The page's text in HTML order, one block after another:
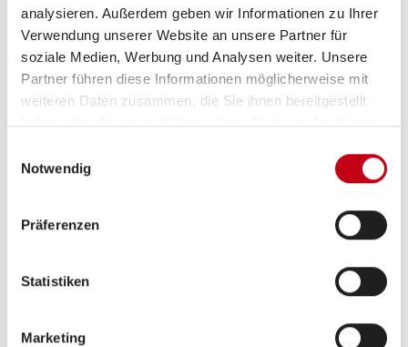
analysieren. Außerdem geben wir Informationen zu Ihrer
Verwendung unserer Website an unsere Partner für
soziale Medien, Werbung und Analysen weiter. Unsere
Partner führen diese Informationen möglicherweise mit
weiteren Daten zusammen, die Sie ihnen bereitgestellt
haben oder die sie im Rahmen Ihrer Nutzung der Dienste
Notwendig
Präferenzen
Statistiken
Marketing
Inneneinrichtung
Bettverbreiterung
Elektro